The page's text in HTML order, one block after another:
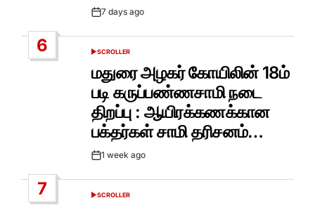
Post7 days ago
6
POSTED
SCROLLER
மதுரை அழகர் கோயிலின் 18ம்
படி கருப்பண்ணசாமி நடை
திறப்பு : ஆயிரக்கணக்கான
பக்தர்கள் சாமி தரிசனம்…
Post1 week ago
7
POSTED
SCROLLER